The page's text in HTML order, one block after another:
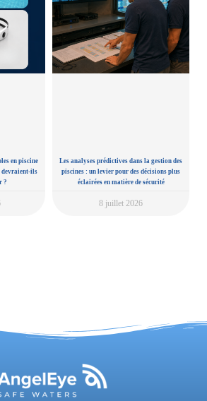
en piscine
devraient-ils
?
Les analyses prédictives dans la gestion des
piscines : un levier pour des décisions plus
éclairées en matière de sécurité
8 juillet 2026